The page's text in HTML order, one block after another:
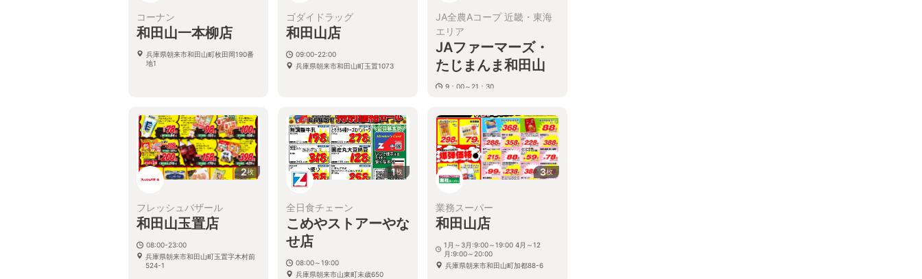
コーナン
和田山一本柳店
兵庫県朝来市和田山町枚田岡190番
地1
ゴダイドラッグ
和田山店
09:00-22:00
兵庫県朝来市和田山町玉置1073
JA全農Aコープ 近畿・東海
エリア
JAファーマーズ・
たじまんま和田山
9：00～21：30
2枚
フレッシュバザール
和田山玉置店
08:00-23:00
兵庫県朝来市和田山町玉置字木村前
524-1
1枚
全日食チェーン
こめやストアーやな
せ店
08:00～19:00
兵庫県朝来市山東町末歳650
3枚
業務スーパー
和田山店
1月～3月:9:00～19:00 4月～12
月:9:00～20:00
兵庫県朝来市和田山町加都88-6